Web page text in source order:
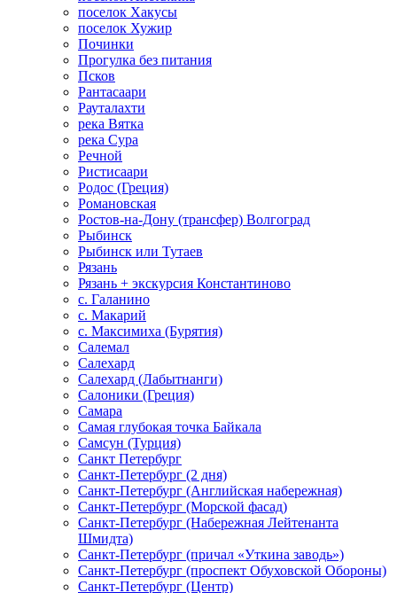
поселок Хакусы
поселок Хужир
Починки
Прогулка без питания
Псков
Рантасаари
Рауталахти
река Вятка
река Сура
Речной
Ристисаари
Родос (Греция)
Романовская
Ростов-на-Дону (трансфер) Волгоград
Рыбинск
Рыбинск или Тутаев
Рязань
Рязань + экскурсия Константиново
с. Галанино
с. Макарий
с. Максимиха (Бурятия)
Салемал
Салехард
Салехард (Лабытнанги)
Салоники (Греция)
Самара
Самая глубокая точка Байкала
Самсун (Турция)
Санкт Петербург
Санкт-Петербург (2 дня)
Санкт-Петербург (Английская набережная)
Санкт-Петербург (Морской фасад)
Санкт-Петербург (Набережная Лейтенанта
Шмидта)
Санкт-Петербург (причал «Уткина заводь»)
Санкт-Петербург (проспект Обуховской Обороны)
Санкт-Петербург (Центр)